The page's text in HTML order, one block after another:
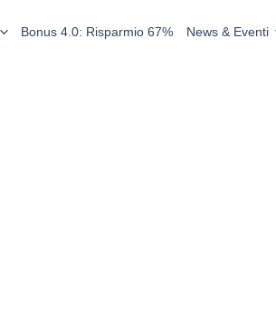
Bonus 4.0: Risparmio 67% News & Eventi